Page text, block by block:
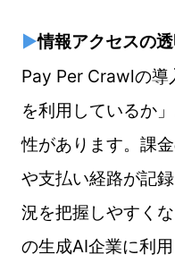
▶情報アクセスの
Pay Per Crawlの導
を利用しているか
性があります。課
や支払い経路が記
況を把握しやすく
の生成AI企業に利